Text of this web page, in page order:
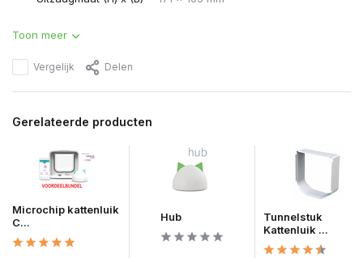
Toon meer
Vergelijk Delen
Gerelateerde producten
Microchip kattenluik
C...
Hub
Tunnelstuk
Kattenluik ...